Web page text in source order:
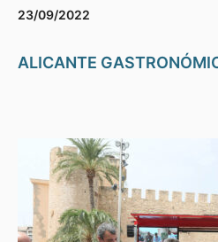
23/09/2022
ALICANTE